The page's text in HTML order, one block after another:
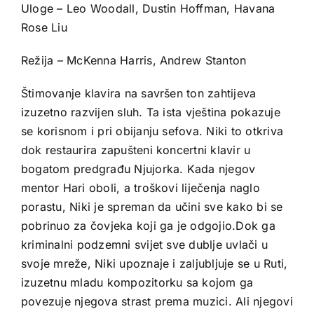
Uloge – Leo Woodall, Dustin Hoffman, Havana
Rose Liu
Režija – McKenna Harris, Andrew Stanton
Štimovanje klavira na savršen ton zahtijeva
izuzetno razvijen sluh. Ta ista vještina pokazuje
se korisnom i pri obijanju sefova. Niki to otkriva
dok restaurira zapušteni koncertni klavir u
bogatom predgrađu Njujorka. Kada njegov
mentor Hari oboli, a troškovi liječenja naglo
porastu, Niki je spreman da učini sve kako bi se
pobrinuo za čovjeka koji ga je odgojio.Dok ga
kriminalni podzemni svijet sve dublje uvlači u
svoje mreže, Niki upoznaje i zaljubljuje se u Ruti,
izuzetnu mladu kompozitorku sa kojom ga
povezuje njegova strast prema muzici. Ali njegovi